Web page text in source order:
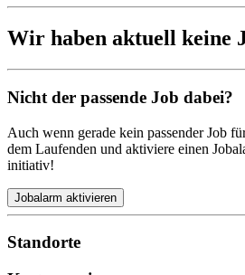
Wir haben aktuell keine
Nicht der passende Job dabei?
Auch wenn gerade kein passender Job
dem Laufenden und aktiviere einen
initiativ!
Jobalarm aktivieren
Standorte